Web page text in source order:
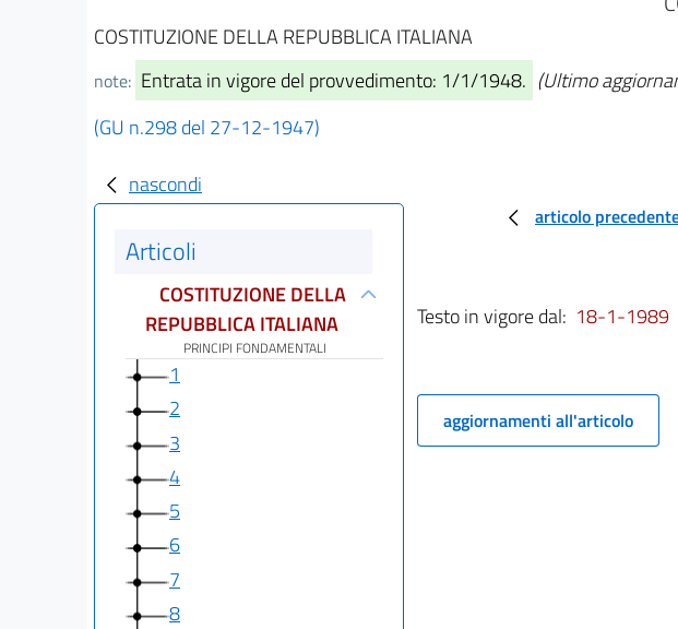
COSTITUZIONE DELLA REPUBBLICA ITALIANA
note: Entrata in vigore del provvedimento: 1/1/1948. (Ultimo
(GU n.298 del 27-12-1947)
nascondi
Articoli
COSTITUZIONE DELLA
REPUBBLICA ITALIANA
PRINCIPI FONDAMENTALI
1
2
3
4
5
6
7
8
articolo
Testo in vigore dal: 18-1-1989
aggiornamenti all'articolo